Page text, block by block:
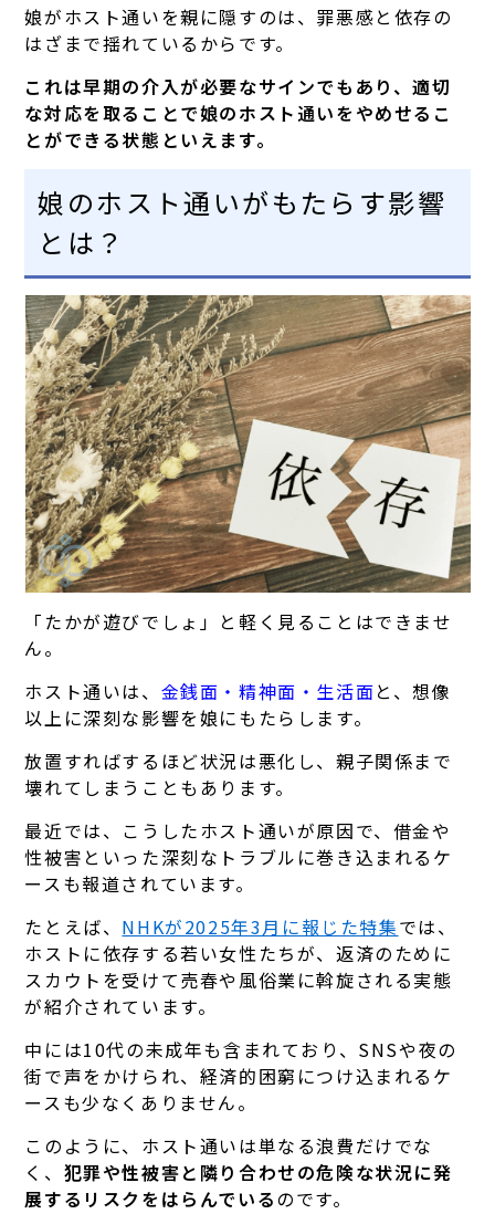
娘がホスト通いを親に隠すのは、罪悪感と依存の
はざまで揺れているからです。
これは早期の介入が必要なサインでもあり、適切
な対応を取ることで娘のホスト通いをやめせるこ
とができる状態といえます。
娘のホスト通いがもたらす影響
とは？
「たかが遊びでしょ」と軽く見ることはできませ
ん。
ホスト通いは、 金銭面・精神面・生活面と、想像
以上に深刻な影響を娘にもたらします。
放置すればするほど状況は悪化し、親子関係まで
壊れてしまうこともあります。
最近では、こうしたホスト通いが原因で、借金や
性被害といった深刻なトラブルに巻き込まれるケ
ースも報道されています。
たとえば、 NHKが2025年3月に報じた特集では、
ホストに依存する若い女性たちが、返済のために
スカウトを受けて売春や風俗業に斡旋される実態
が紹介されています。
中には10代の未成年も含まれており、SNSや夜の
街で声をかけられ、経済的困窮につけ込まれるケ
ースも少なくありません。
このように、ホスト通いは単なる浪費だけでな
く、 犯罪や性被害と隣り合わせの危険な状況に発
展するリスクをはらんでいるのです。